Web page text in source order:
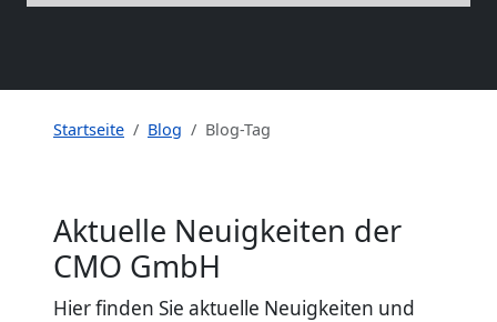
Startseite Blog Blog-Tag
Aktuelle Neuigkeiten der
CMO GmbH
Hier finden Sie aktuelle Neuigkeiten und